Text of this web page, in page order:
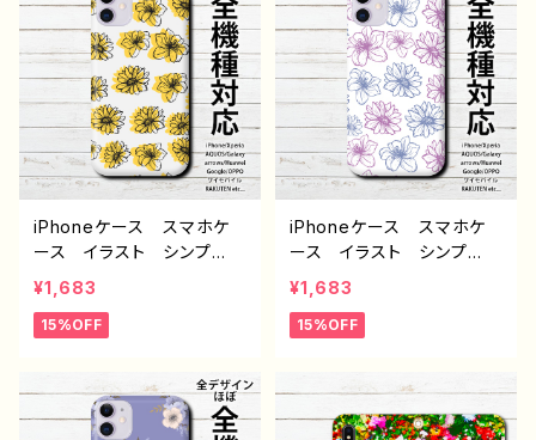
4 5 6 Xperia Google
pixel Galaxy Android
アンドロイド ケース
個性的 おすすめ 後ろ
姿 ショートカット ワンピ
ース 人気 イラストレー
ター クリエイター 絵
師 オリジナル デザイ
ン グッズ タイトル：お花
屋さん 作：もなか G-6
的 Android アンドロイ
ド ケース おすすめ ク
リエイター イラストレータ
ー 絵師 タイトル：緑
作：Hanami F-5
iPhoneケース スマホケ
ース イラスト シンプ
ル 安い 花柄 レディー
ス メンズ おしゃれ か
わいい 個性的 おすす
Phone15/14/13/12/11 AQ
UOS sense 4 5 6 Xper
ia Googlepixel Galax
¥1,683
15%OFF
iPhoneケース スマホケ
ース イラスト シンプ
ル 安い 花柄 ゆるか
わ メンズ レディース
おしゃれ 個性的 おすす
ia Googlepixel Galax
¥1,683
15%OFF